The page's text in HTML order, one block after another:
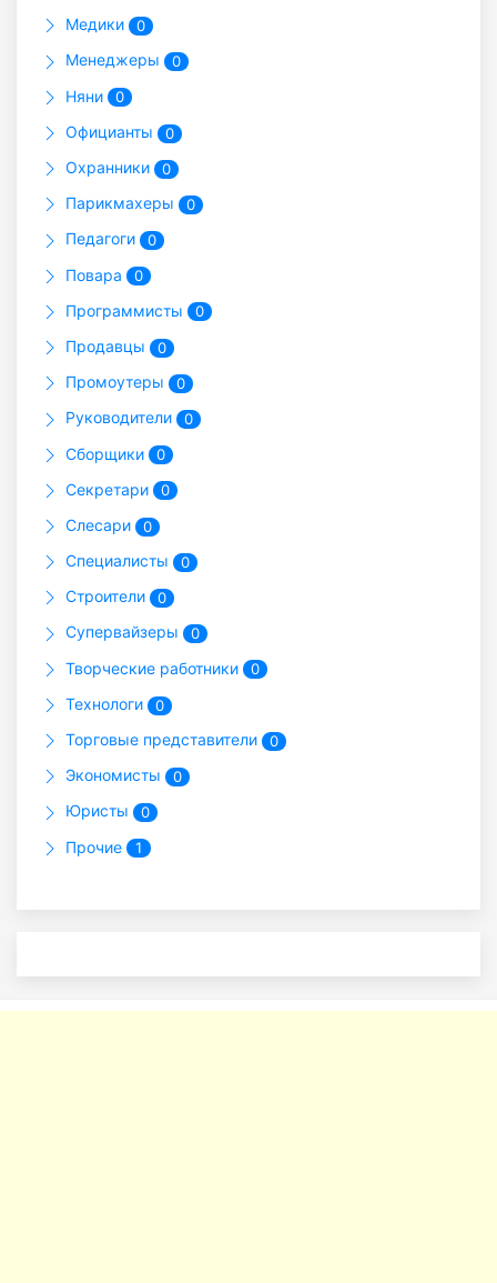
Медики 0
Менеджеры 0
Няни 0
Официанты 0
Охранники 0
Парикмахеры 0
Педагоги 0
Повара 0
Программисты 0
Продавцы 0
Промоутеры 0
Руководители 0
Сборщики 0
Секретари 0
Слесари 0
Специалисты 0
Строители 0
Супервайзеры 0
Творческие работники 0
Технологи 0
Торговые представители 0
Экономисты 0
Юристы 0
Прочие 1